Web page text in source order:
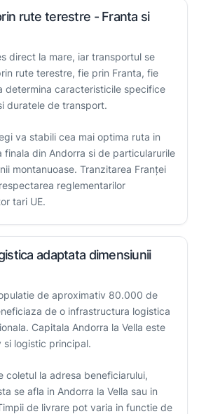
rute terestre - Franta si
direct la mare, iar transportul se
rute terestre, fie prin Franta, fie
determina caracteristicile specifice
duratele de transport.
va stabili cea mai optima ruta in
din Andorra si de particularurile
montanuoase. Tranzitarea Franței
reglementarilor
tari UE.
adaptata dimensiunii
de aproximativ 80.000 de
de o infrastructura logistica
Capitala Andorra la Vella este
logistic principal.
coletul la adresa beneficiarului,
se afla in Andorra la Vella sau in
de livrare pot varia in functie de